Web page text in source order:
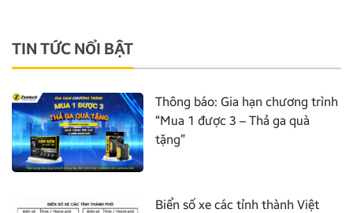
TIN TỨC NỔI BẬT
Thông báo: Gia hạn chương trình
“Mua 1 được 3 – Thả ga quà
tặng”
Biển số xe các tỉnh thành Việt